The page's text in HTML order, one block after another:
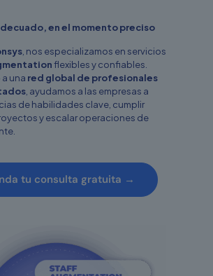
en el momento preciso
, nos especializamos en servicios
flexibles y confiables.
una red global de profesionales
, ayudamos a las empresas a
de habilidades clave, cumplir
y escalar operaciones de
tu consulta gratuita →